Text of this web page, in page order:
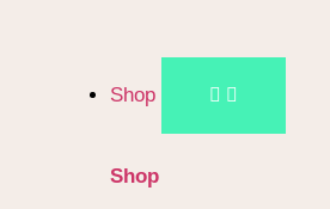
Shop
Shop